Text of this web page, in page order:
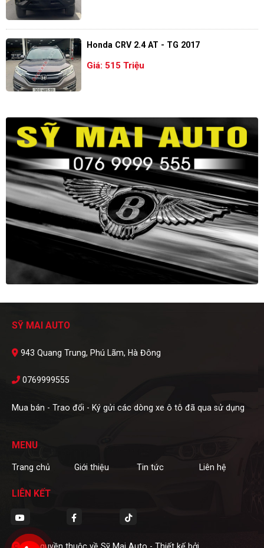
Honda CRV 2.4 AT - TG 2017
Giá: 515 Triệu
SỸ MAI AUTO
943 Quang Trung, Phú Lãm, Hà Đông
0769999555
Mua bán - Trao đổi - Ký gửi các dòng xe ô tô đã qua sử dụng
MENU
Trang chủ Giới thiệu Tin tức Liên hệ
LIÊN KẾT
Bản quyền thuộc về Sỹ Mai Auto -Thiết kế bởi